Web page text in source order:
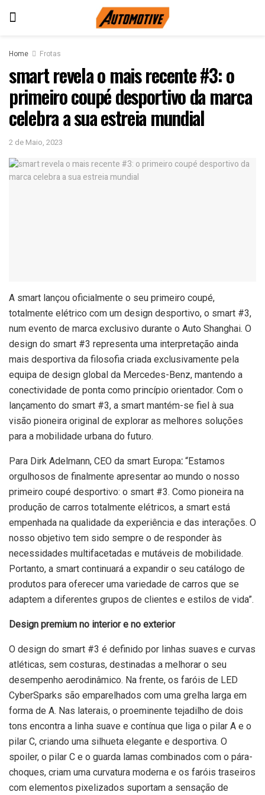
Home Frotas
smart revela o mais recente #3: o
primeiro coupé desportivo da marca
celebra a sua estreia mundial
2 de Maio, 2023
A smart lançou oficialmente o seu primeiro coupé,
totalmente elétrico com um design desportivo, o smart #3,
num evento de marca exclusivo durante o Auto Shanghai. O
design do smart #3 representa uma interpretação ainda
mais desportiva da filosofia criada exclusivamente pela
equipa de design global da Mercedes-Benz, mantendo a
conectividade de ponta como princípio orientador. Com o
lançamento do smart #3, a smart mantém-se fiel à sua
visão pioneira original de explorar as melhores soluções
para a mobilidade urbana do futuro.
Para Dirk Adelmann, CEO da smart Europa: “Estamos
orgulhosos de finalmente apresentar ao mundo o nosso
primeiro coupé desportivo: o smart #3. Como pioneira na
produção de carros totalmente elétricos, a smart está
empenhada na qualidade da experiência e das interações. O
nosso objetivo tem sido sempre o de responder às
necessidades multifacetadas e mutáveis de mobilidade.
Portanto, a smart continuará a expandir o seu catálogo de
produtos para oferecer uma variedade de carros que se
adaptem a diferentes grupos de clientes e estilos de vida”.
Design premium no interior e no exterior
O design do smart #3 é definido por linhas suaves e curvas
atléticas, sem costuras, destinadas a melhorar o seu
desempenho aerodinâmico. Na frente, os faróis de LED
CyberSparks são emparelhados com uma grelha larga em
forma de A. Nas laterais, o proeminente tejadilho de dois
tons encontra a linha suave e contínua que liga o pilar A e o
pilar C, criando uma silhueta elegante e desportiva. O
spoiler, o pilar C e o guarda lamas combinados com o pára-
choques, criam uma curvatura moderna e os faróis traseiros
com elementos pixelizados suportam a sensação de